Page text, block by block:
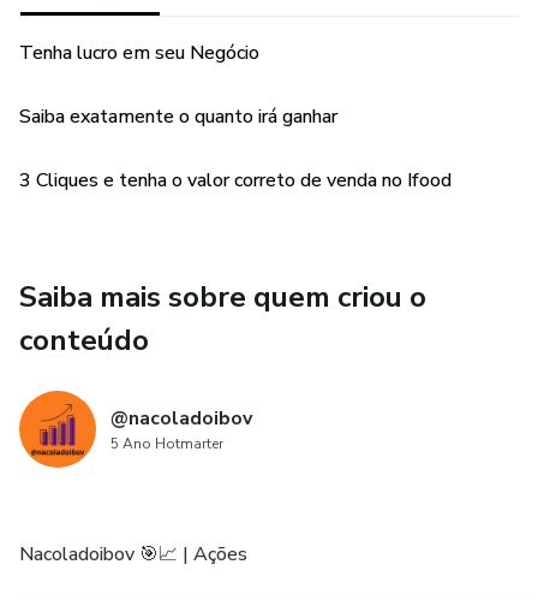
Tenha lucro em seu Negócio
Saiba exatamente o quanto irá ganhar
3 Cliques e tenha o valor correto de venda no Ifood
Saiba mais sobre quem criou o
conteúdo
@nacoladoibov
5 Ano Hotmarter
Nacoladoibov 🎯📈 | Ações